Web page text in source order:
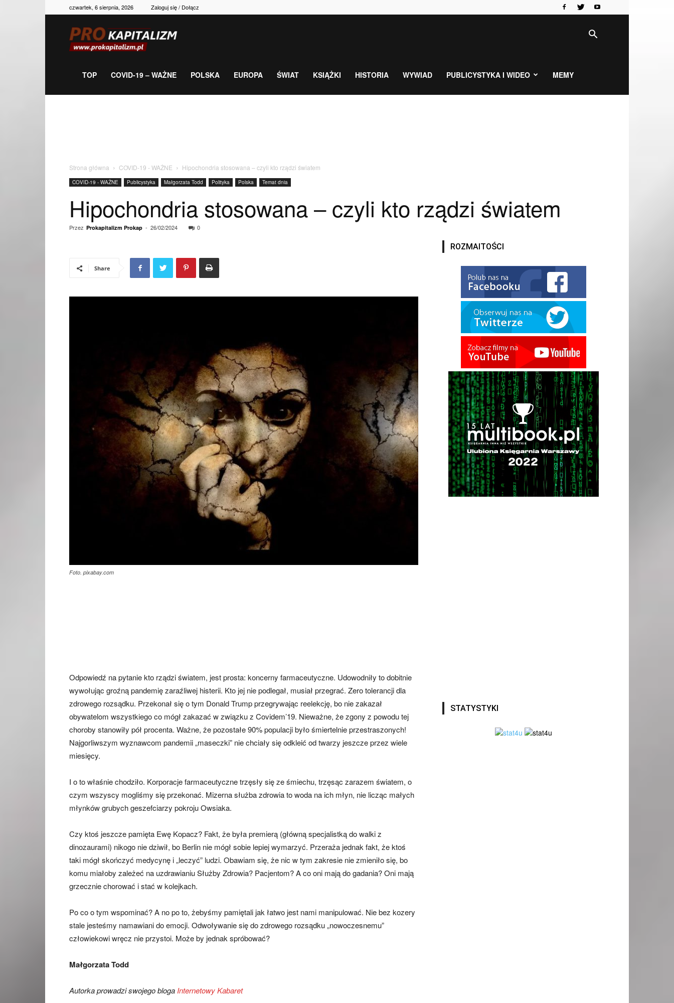
czwartek, 6 sierpnia, 2026 Zaloguj się / Dołącz
gospodarka,
TOP COVID-19 – WAŻNE POLSKA EUROPA ŚWIAT KSIĄŻKI HISTORIA WYWIAD PUBLICYSTYKA I WIDEO MEMY
Strona główna COVID-19 - WAŻNE Hipochondria stosowana – czyli kto rządzi światem
COVID-19 - WAŻNE Publicystyka Małgorzata Todd Polityka Polska Temat dnia
Hipochondria stosowana – czyli kto rządzi światem
Przez Prokapitalizm Prokap - 26/02/2024 0
Share
Foto. pixabay.com
Odpowiedź na pytanie kto rządzi światem, jest prosta: koncerny farmaceutyczne. Udowodniły to dobitnie
wywołując groźną pandemię zaraźliwej histerii. Kto jej nie podlegał, musiał przegrać. Zero tolerancji dla
zdrowego rozsądku. Przekonał się o tym Donald Trump przegrywając reelekcję, bo nie zakazał
obywatelom wszystkiego co mógł zakazać w związku z Covidem’19. Nieważne, że zgony z powodu tej
choroby stanowiły pół procenta. Ważne, że pozostałe 90% populacji było śmiertelnie przestraszonych!
Najgorliwszym wyznawcom pandemii „maseczki” nie chciały się odkleić od twarzy jeszcze przez wiele
miesięcy.
I o to właśnie chodziło. Korporacje farmaceutyczne trzęsły się ze śmiechu, trzęsąc zarazem światem, o
czym wszyscy mogliśmy się przekonać. Mizerna służba zdrowia to woda na ich młyn, nie licząc małych
młynków grubych geszefciarzy pokroju Owsiaka.
Czy ktoś jeszcze pamięta Ewę Kopacz? Fakt, że była premierą (główną specjalistką do walki z
dinozaurami) nikogo nie dziwił, bo Berlin nie mógł sobie lepiej wymarzyć. Przeraża jednak fakt, że ktoś
taki mógł skończyć medycynę i „leczyć” ludzi. Obawiam się, że nic w tym zakresie nie zmieniło się, bo
komu miałoby zależeć na uzdrawianiu Służby Zdrowia? Pacjentom? A co oni mają do gadania? Oni mają
grzecznie chorować i stać w kolejkach.
Po co o tym wspominać? A no po to, żebyśmy pamiętali jak łatwo jest nami manipulować. Nie bez kozery
stale jesteśmy namawiani do emocji. Odwoływanie się do zdrowego rozsądku „nowoczesnemu”
człowiekowi wręcz nie przystoi. Może by jednak spróbować?
Małgorzata Todd
Autorka prowadzi swojego bloga Internetowy Kabaret
ROZMAITOŚCI
STATYSTYKI